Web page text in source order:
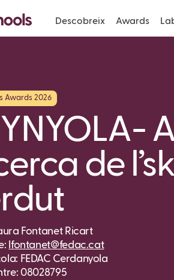
Descobreix Awards
Awards 2026
de
Fontanet Ricart
lfontanet@fedac.cat
FEDAC Cerdanyola
08028795